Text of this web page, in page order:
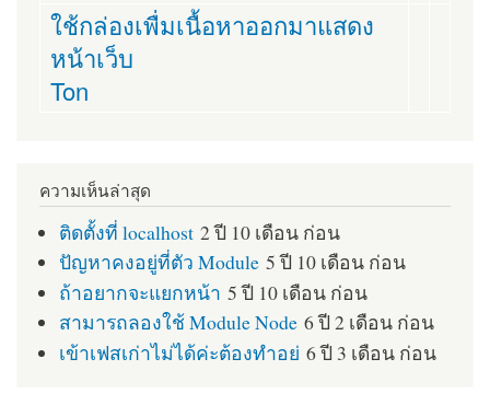
ใช้กล่องเพื่มเนื้อหาออกมาแสดง
หน้าเว็บ
Ton
ความเห็นล่าสุด
ติดตั้งที่ localhost 2 ปี 10 เดือน ก่อน
ปัญหาคงอยู่ที่ตัว Module 5 ปี 10 เดือน ก่อน
ถ้าอยากจะแยกหน้า 5 ปี 10 เดือน ก่อน
สามารถลองใช้ Module Node 6 ปี 2 เดือน ก่อน
เข้าเฟสเก่าไม่ได้ค่ะต้องทำอย่ 6 ปี 3 เดือน ก่อน